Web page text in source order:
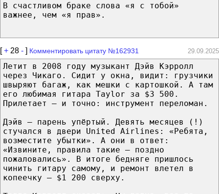
В счастливом браке слова «я с тобой»
важнее, чем «я прав».
[+ 28 - ] Комментировать цитату №162931 29.09.2025
Летит в 2008 году музыкант Дэйв Кэрролл
через Чикаго. Сидит у окна, видит: грузчики
швыряют багаж, как мешки с картошкой. А там
его любимая гитара Taylor за $3 500.
Прилетает — и точно: инструмент переломан.
Дэйв — парень упёртый. Девять месяцев (!)
стучался в двери United Airlines: «Ребята,
возместите убытки». А они в ответ:
«Извините, правила такие — поздно
пожаловались». В итоге бедняге пришлось
чинить гитару самому, и ремонт влетел в
копеечку — $1 200 сверху.